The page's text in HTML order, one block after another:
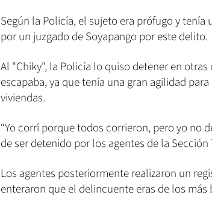
Según la Policía, el sujeto era prófugo y
por un juzgado de Soyapango por este delito.
Al "Chiky", la Policía lo quiso detener en
escapaba, ya que tenía una gran agilidad
viviendas.
“Yo corrí porque todos corrieron, pero yo no
de ser detenido por los agentes de la
Los agentes posteriormente realizaron un
enteraron que el delincuente eras de los más